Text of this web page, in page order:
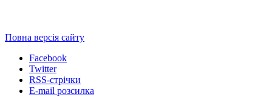
Повна версія сайту
Facebook
Twitter
RSS-стрічки
E-mail розсилка